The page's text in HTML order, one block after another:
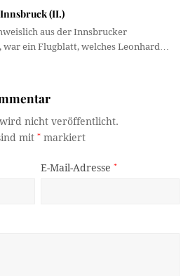
(II.)
aus der Innsbrucker
war ein Flugblatt, welches Leonhard…
wird nicht veröffentlicht.
mit* markiert
E-Mail-Adresse*